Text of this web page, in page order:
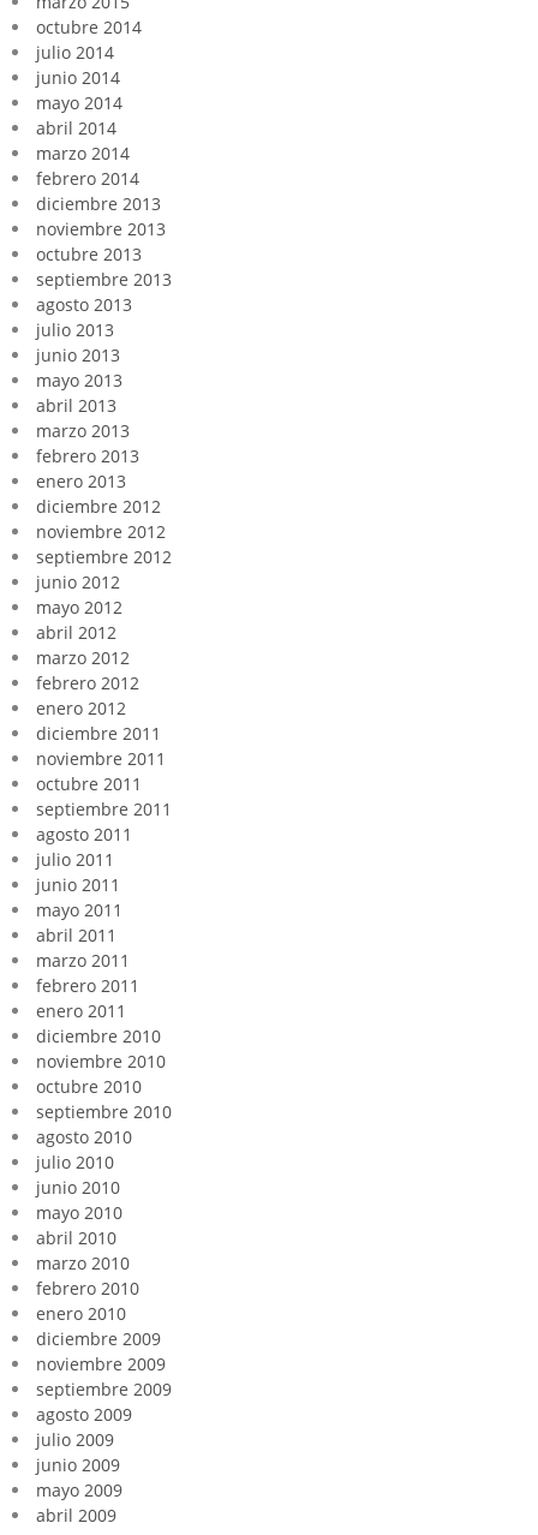
octubre 2014
julio 2014
junio 2014
mayo 2014
abril 2014
marzo 2014
febrero 2014
diciembre 2013
noviembre 2013
octubre 2013
septiembre 2013
agosto 2013
julio 2013
junio 2013
mayo 2013
abril 2013
marzo 2013
febrero 2013
enero 2013
diciembre 2012
noviembre 2012
septiembre 2012
junio 2012
mayo 2012
abril 2012
marzo 2012
febrero 2012
enero 2012
diciembre 2011
noviembre 2011
octubre 2011
septiembre 2011
agosto 2011
julio 2011
junio 2011
mayo 2011
abril 2011
marzo 2011
febrero 2011
enero 2011
diciembre 2010
noviembre 2010
octubre 2010
septiembre 2010
agosto 2010
julio 2010
junio 2010
mayo 2010
abril 2010
marzo 2010
febrero 2010
enero 2010
diciembre 2009
noviembre 2009
septiembre 2009
agosto 2009
julio 2009
junio 2009
mayo 2009
abril 2009